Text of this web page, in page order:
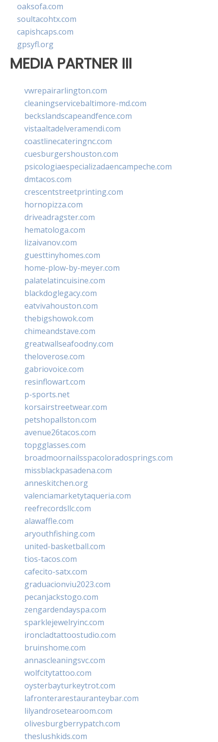
oaksofa.com
soultacohtx.com
capishcaps.com
gpsyfl.org
MEDIA PARTNER III
vwrepairarlington.com
cleaningservicebaltimore-md.com
beckslandscapeandfence.com
vistaaltadelveramendi.com
coastlinecateringnc.com
cuesburgershouston.com
psicologiaespecializadaencampeche.com
dmtacos.com
crescentstreetprinting.com
hornopizza.com
driveadragster.com
hematologa.com
lizaivanov.com
guesttinyhomes.com
home-plow-by-meyer.com
palatelatincuisine.com
blackdoglegacy.com
eatvivahouston.com
thebigshowok.com
chimeandstave.com
greatwallseafoodny.com
theloverose.com
gabriovoice.com
resinflowart.com
p-sports.net
korsairstreetwear.com
petshopallston.com
avenue26tacos.com
topgglasses.com
broadmoornailsspacoloradosprings.com
missblackpasadena.com
anneskitchen.org
valenciamarketytaqueria.com
reefrecordsllc.com
alawaffle.com
aryouthfishing.com
united-basketball.com
tios-tacos.com
cafecito-satx.com
graduacionviu2023.com
pecanjackstogo.com
zengardendayspa.com
sparklejewelryinc.com
ironcladtattoostudio.com
bruinshome.com
annascleaningsvc.com
wolfcitytattoo.com
oysterbayturkeytrot.com
lafronterarestauranteybar.com
lilyandrosetearoom.com
olivesburgberrypatch.com
theslushkids.com